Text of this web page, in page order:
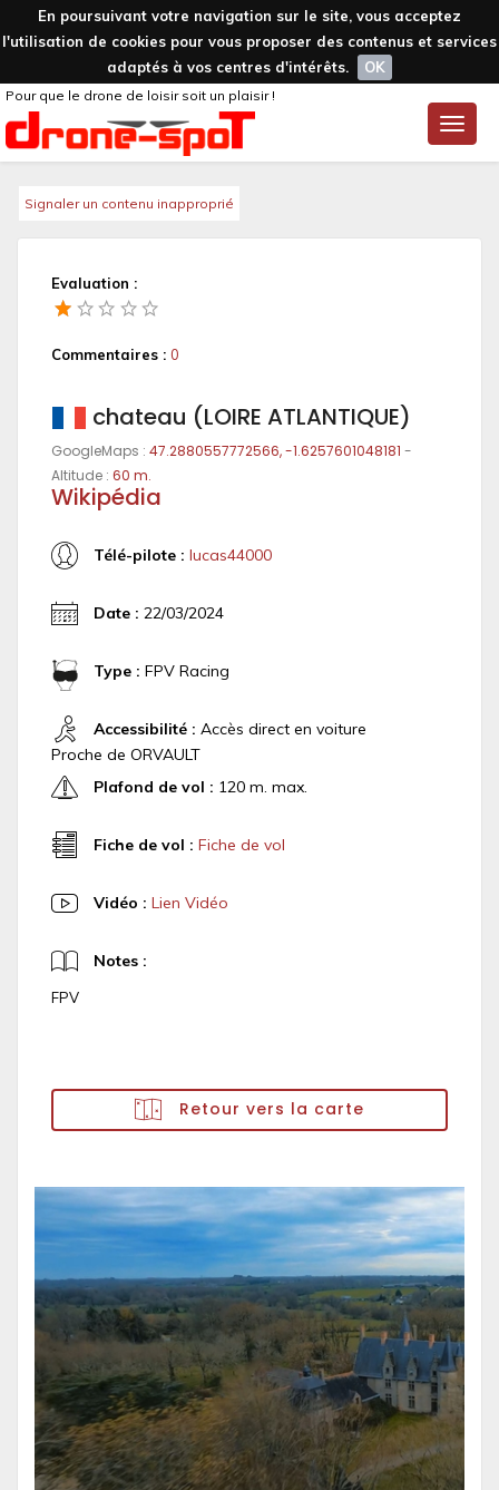
En poursuivant votre navigation sur le site, vous acceptez
l'utilisation de cookies pour vous proposer des contenus et services
adaptés à vos centres d'intérêts.
OK
Toggle
Pour que le drone de loisir soit un plaisir !
Signaler un contenu inapproprié
Evaluation :
Commentaires : 0
chateau (LOIRE ATLANTIQUE)
GoogleMaps : 47.2880557772566, -1.6257601048181 -
Altitude : 60 m.
Wikipédia
Télé-pilote : lucas44000
Date : 22/03/2024
Type : FPV Racing
Accessibilité : Accès direct en voiture
Proche de ORVAULT
Plafond de vol : 120 m. max.
Fiche de vol : Fiche de vol
Vidéo : Lien Vidéo
Notes :
FPV
Retour vers la carte